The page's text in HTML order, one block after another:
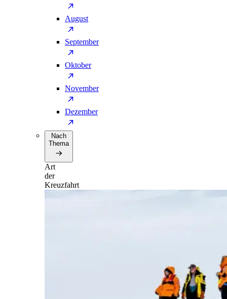
August
September
Oktober
November
Dezember
Nach
Thema
Art
der
Kreuzfahrt